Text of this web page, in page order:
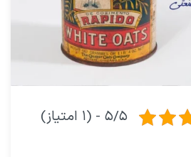
۵/۵ - (۱ امتیاز)